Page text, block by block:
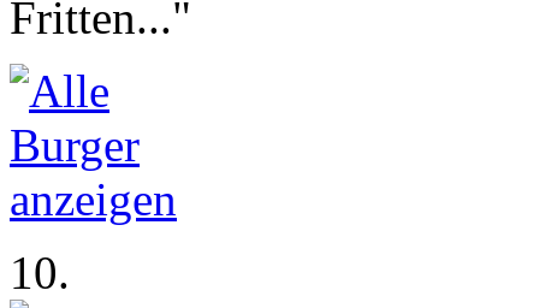
Fritten..."
10.